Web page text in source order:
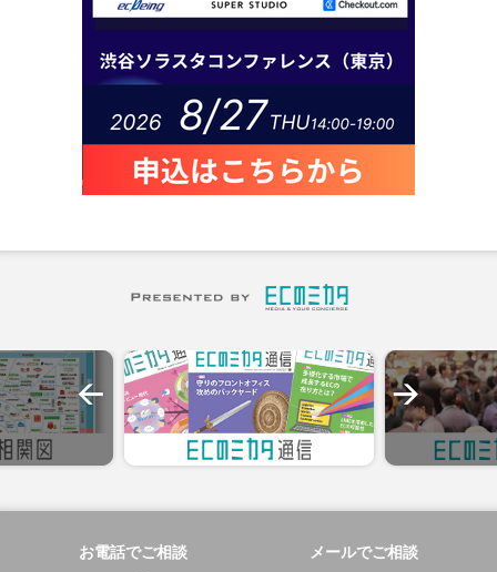
お電話でご相談 メールでご相談